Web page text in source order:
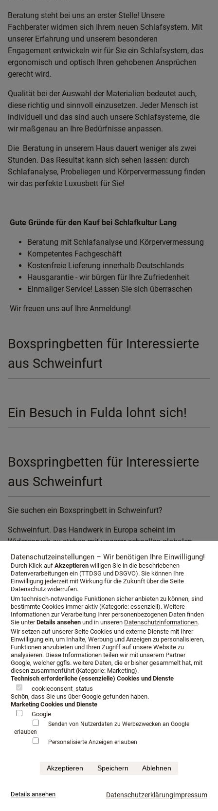
Beratung steht bei uns an erster Stelle! Unsere
Fachberater widmen sich Ihrem neuen Schlafsystem. Mit
unserer Erfahrung und unserem besonderen
Engagement entwickeln wir für Sie ein Schlafsystem, das
ergonomisch und optisch Ihren gehobenen Ansprüchen
gerecht wird.
Qualität bei der Auswahl der Materialien bedeutet auch,
diese richtig und sinnvoll einzusetzen. Jeder Mensch ist
individuell und das sind auch unsere Schlafsysteme, die
wir maßgenau an Ihre Bedürfnisse anpassen.
Die Beratung in unserem Haus dauert weniger als zwei
Stunden. Das Resultat kann sich sehen lassen: durch
Schlafanalyse, Probeliegen und Körpervermessung finden
wir das perfekte Luxusbett für Sie!
Gute Gründe für den Kauf bei Schlafkultur Lang
Beratung mit Schlafanalyse und Körpervermessung
Kompetentes Fachgeschäft
Kostenfreie Lieferung innerhalb Deutschlands
Hausgarantie - wir bürgen für Ihre Zufriedenheit
Einmaliger Service! Lassen Sie sich überraschen
Wir freuen uns auf Ihre Anmeldung!
Boxspringbetten für Interessierte
aus Schweinfurt
Ein Besuch in Fulda lohnt sich!
Boxspringbetten für Interessierte
aus Schweinfurt
Sie suchen ein Boxspringbett in Schweinfurt?
Schweinfurt. Das Handwerk in Europa scheint im
Widerspruch zu stehen mit unserer schnellen globalen
Welt. In Wahrheit ist das Gegenteil der Fall: Die zu schnelle
Lebensform scheint im Widerspruch zu unseren
Bedürfnissen und unserer Verantwortung gegenüber der
Zukunft zu stehen. Nachhaltigkeit bedeutet für
Schlafkultur Lang Langlebigkeit. Dieser Anspruch wird mit
den Boxspringbetten von Schlafkultur Lang mehrfach
erfüllt. Die Boxspring-Betten von Schlafkultur versprechen
einen wunderbaren Schlaf für viele Jahre, vor allem wenn
man weiß, dass jede Taschenfederkernmatratze einzeln
und in Handarbeit in Österreich und Deutschland gefertigt
wird.
„Künstler ist jener Handwerker, der mit Geist und
Kunstfertigkeit arbeitet“ ist ein Zitat von Cesar-Pierre
Richelet.
Die Langlebigkeit zeigt sich in der Qualität der Gestaltung,
denn bestes Design ist ein weiterer Grant dafür. Die
der Firma Schlafkultur macht bei genauer Betrachtung
Führende Architekten und Möbeldesigner, die ganz in der
Datenschutzeinstellungen – Wir benötigen Ihre Einwilligung!
Durch Klick aufAkzeptieren willigen Sie in die beschriebenen
Datenverarbeitungen ein (TTDSG und DSGVO). Sie können Ihre
Einwilligung jederzeit mit Wirkung für die Zukunft über die Seite
Datenschutz widerrufen.
Um technisch-notwendige Funktionen sicher anbieten zu können, sind
bestimmte Cookies immer aktiv (Kategorie: essenziell). Weitere
Informationen zur Verarbeitung Ihrer personenbezogenen Daten finden
Sie unterDetails ansehen und in unseren Datenschutzinformationen.
Wir setzen auf unserer Seite Cookies und externe Dienste mit Ihrer
Einwilligung ein, um Inhalte, Werbung und Anzeigen zu personalisieren,
Funktionen anzubieten und Ihren Zugriff auf unsere Website zu
analysieren. Diese Informationen teilen wir mit unserem Partner
Google, welcher ggfls. weitere Daten, die er bisher gesammelt hat, mit
diesen zusammenführt (Kategorie: Marketing).
Technisch erforderliche (essenzielle) Cookies und Dienste
cookieconsent_status
Schön, dass Sie uns über Google gefunden haben.
Marketing Cookies und Dienste
Google
Senden von Nutzerdaten zu Werbezwecken an Google
erlauben
Personalisierte Anzeigen erlauben
Akzeptieren Speichern Ablehnen
Details ansehen DatenschutzerklärungImpressum